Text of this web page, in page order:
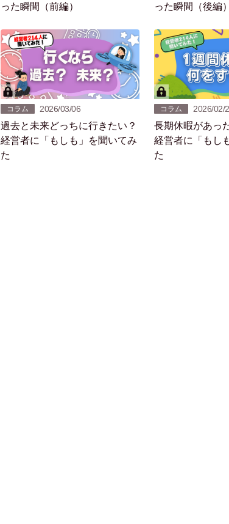
った瞬間（前編）
った瞬間（後編）
コラム 2026/03/06
過去と未来どっちに行きたい？
経営者に「もしも」を聞いてみ
た
コラム 2026/02/
長期休暇があっ
経営者に「もし
た